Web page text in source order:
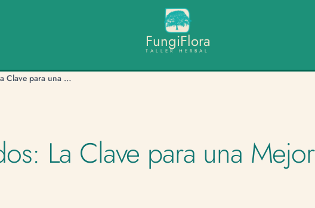
FungiFlora
TALLER HERBAL
Hongos Fermentados: La Clave para una Mejor Absorción
La Clave para una Mejor